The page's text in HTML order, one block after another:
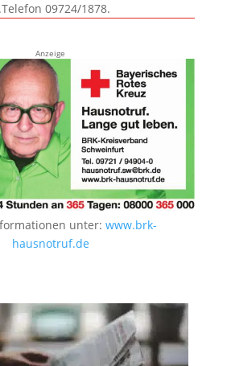
09724/1878.
Anzeige
unter:www.brk-
hausnotruf.de